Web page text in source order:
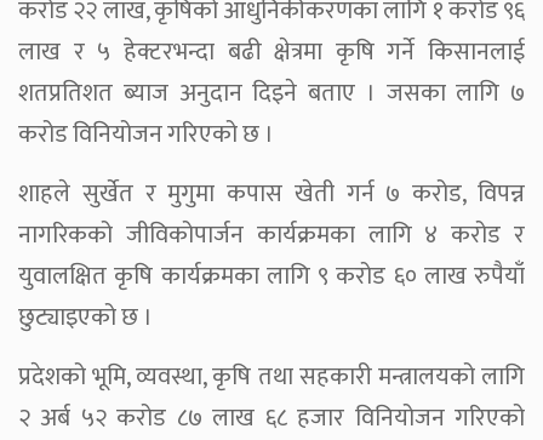
करोड २२ लाख, कृषिको आधुनिकीकरणका लागि १ करोड ९६
लाख र ५ हेक्टरभन्दा बढी क्षेत्रमा कृषि गर्ने किसानलाई
शतप्रतिशत ब्याज अनुदान दिइने बताए । जसका लागि ७
करोड विनियोजन गरिएको छ ।
शाहले सुर्खेत र मुगुमा कपास खेती गर्न ७ करोड, विपन्न
नागरिकको जीविकोपार्जन कार्यक्रमका लागि ४ करोड र
युवालक्षित कृषि कार्यक्रमका लागि ९ करोड ६० लाख रुपैयाँ
छुट्याइएको छ ।
प्रदेशको भूमि, व्यवस्था, कृषि तथा सहकारी मन्त्रालयको लागि
२ अर्ब ५२ करोड ८७ लाख ६८ हजार विनियोजन गरिएको